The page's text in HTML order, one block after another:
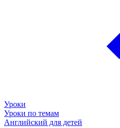
Уроки
Уроки по темам
Английский для детей